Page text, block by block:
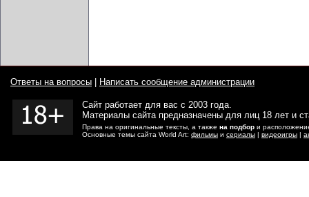
Ответы на вопросы Написать сообщение администрации
Сайт работает для вас с 2003 года.
Материалы сайта предназначены для лиц 18 лет и
Права на оригинальные тексты, а также на подбор и
Основные темы сайта World Art: фильмы и сериалы | видеоигры |